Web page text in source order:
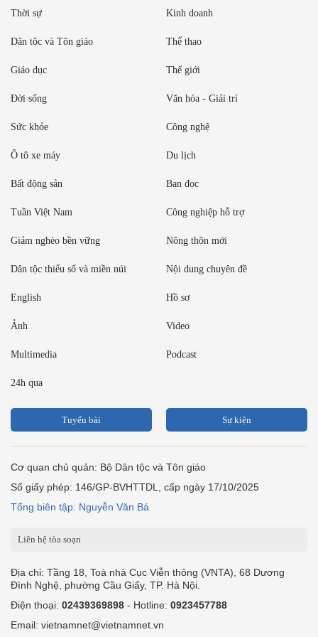
Thời sự Kinh doanh
Dân tộc và Tôn giáo Thể thao
Giáo dục Thế giới
Đời sống Văn hóa - Giải trí
Sức khỏe Công nghệ
Ô tô xe máy Du lịch
Bất động sản Bạn đọc
Tuần Việt Nam Công nghiệp hỗ trợ
Giảm nghèo bền vững Nông thôn mới
Dân tộc thiểu số và miền núi Nội dung chuyên đề
English Hồ sơ
Ảnh Video
Multimedia Podcast
24h qua
Tuyến bài Sự kiện
Cơ quan chủ quản: Bộ Dân tộc và Tôn giáo
Số giấy phép: 146/GP-BVHTTDL, cấp ngày 17/10/2025
Tổng biên tập: Nguyễn Văn Bá
Liên hệ tòa soạn
Địa chỉ: Tầng 18, Toà nhà Cục Viễn thông (VNTA), 68 Dương
Đình Nghệ, phường Cầu Giấy, TP. Hà Nội.
Điện thoại: 02439369898 - Hotline: 0923457788
Email: vietnamnet@vietnamnet.vn